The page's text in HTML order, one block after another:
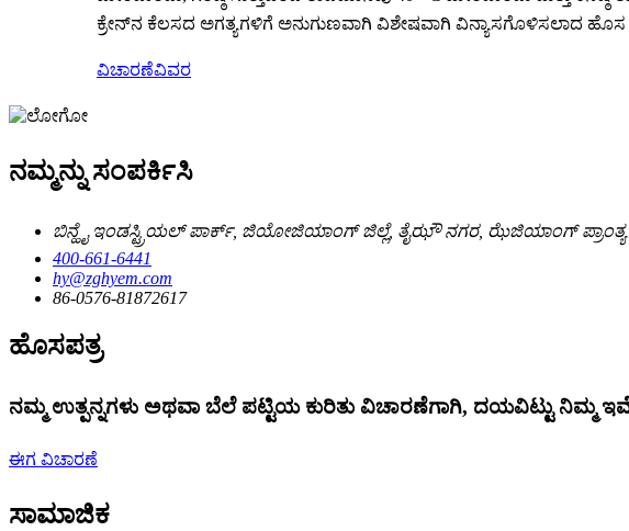
ಕ್ರೇನ್‌ನ ಕೆಲಸದ ಅಗತ್ಯಗಳಿಗೆ ಅನುಗುಣವಾಗಿ ವಿಶೇಷವಾಗಿ ವಿನ್ಯಾಸಗೊಳಿಸಲಾದ
ವಿಚಾರಣೆವಿವರ
ನಮ್ಮನ್ನು ಸಂಪರ್ಕಿಸಿ
ಬಿನ್ಹೈ ಇಂಡಸ್ಟ್ರಿಯಲ್ ಪಾರ್ಕ್, ಜಿಯೋಜಿಯಾಂಗ್ ಜಿಲ್ಲೆ, ತೈಝೌ ನಗರ, ಝೆಜಿಯಾಂಗ್ ಪ್ರಾಂತ್ಯ
400-661-6441
hy@zghyem.com
86-0576-81872617
ಹೊಸಪತ್ರ
ನಮ್ಮ ಉತ್ಪನ್ನಗಳು ಅಥವಾ ಬೆಲೆ ಪಟ್ಟಿಯ ಕುರಿತು ವಿಚಾರಣೆಗಾಗಿ, ದಯವಿಟ್ಟು ನಿಮ್ಮ
ಈಗ ವಿಚಾರಣೆ
ಸಾಮಾಜಿಕ